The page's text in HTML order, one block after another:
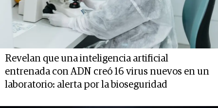
Revelan que una inteligencia artificial
entrenada con ADN creó 16 virus nuevos en un
laboratorio: alerta por la bioseguridad